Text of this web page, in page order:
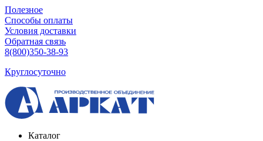
Полезное
Способы оплаты
Условия доставки
Обратная связь
8(800)350-38-93
Круглосуточно
Каталог